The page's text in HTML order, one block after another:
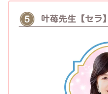
叶苺先生【セラ】